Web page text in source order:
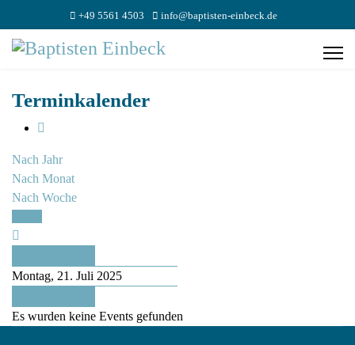
+49 5561 4503 info@baptisten-einbeck.de
Terminkalender
Nach Jahr
Nach Monat
Nach Woche
Montag, 21. Juli 2025
Es wurden keine Events gefunden